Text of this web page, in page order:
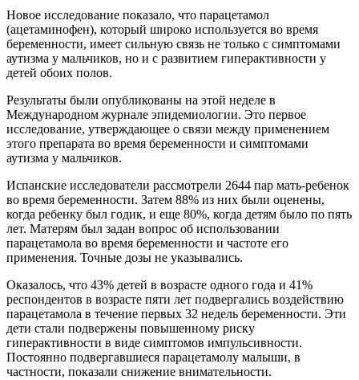
Новое исследование показало, что парацетамол
(ацетаминофен), который широко используется во время
беременности, имеет сильную связь не только с симптомами
аутизма у мальчиков, но и с развитием гиперактивности у
детей обоих полов.
Результаты были опубликованы на этой неделе в
Международном журнале эпидемиологии. Это первое
исследование, утверждающее о связи между применением
этого препарата во время беременности и симптомами
аутизма у мальчиков.
Испанские исследователи рассмотрели 2644 пар мать-ребенок
во время беременности. Затем 88% из них были оценены,
когда ребенку был годик, и еще 80%, когда детям было по пять
лет. Матерям был задан вопрос об использовании
парацетамола во время беременности и частоте его
применения. Точные дозы не указывались.
Оказалось, что 43% детей в возрасте одного года и 41%
респондентов в возрасте пяти лет подвергались воздействию
парацетамола в течение первых 32 недель беременности. Эти
дети стали подвержены повышенному риску
гиперактивности в виде симптомов импульсивности.
Постоянно подвергавшиеся парацетамолу малыши, в
частности, показали снижение внимательности.